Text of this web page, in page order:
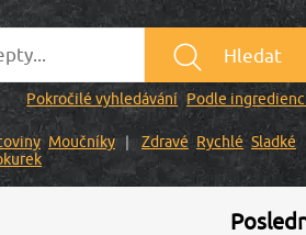
Hledat
Pokročilé vyhledávání Podle
Moučníky Zdravé Rychlé Sladké